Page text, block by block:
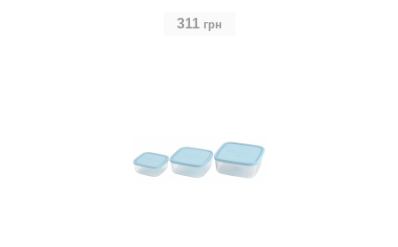
311 грн